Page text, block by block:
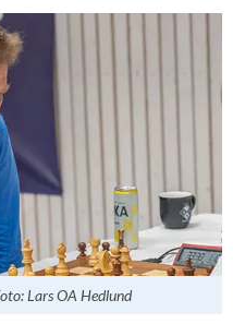
Lars OA Hedlund